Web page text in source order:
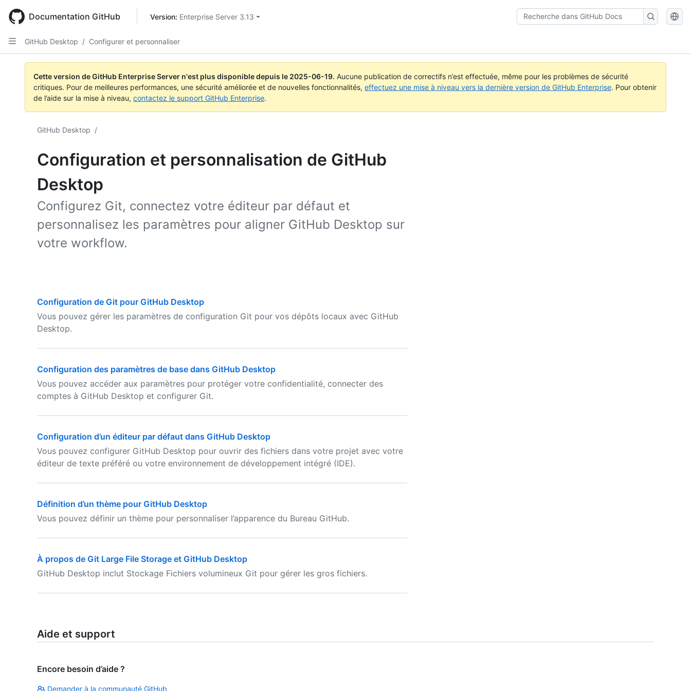
main
content
Documentation GitHub Version: Enterprise Server 3.13
Recherche
dans
GitHub Desktop / Configurer et personnaliser
Cette version de GitHub Enterprise Server n'est plus disponible depuis le 2025-06-19. Aucune publication de correctifs n’est effectuée, même pour les problèmes de sécurité
critiques. Pour de meilleures performances, une sécurité améliorée et de nouvelles fonctionnalités, effectuez une mise à niveau vers la dernière version de GitHub Enterprise. Pour obtenir
de l’aide sur la mise à niveau, contactez le support GitHub Enterprise.
GitHub Desktop /
Configuration et personnalisation de GitHub
Desktop
Configurez Git, connectez votre éditeur par défaut et
personnalisez les paramètres pour aligner GitHub Desktop sur
votre workflow.
Configuration de Git pour GitHub Desktop
Vous pouvez gérer les paramètres de configuration Git pour vos dépôts locaux avec GitHub
Desktop.
Configuration des paramètres de base dans GitHub Desktop
Vous pouvez accéder aux paramètres pour protéger votre confidentialité, connecter des
comptes à GitHub Desktop et configurer Git.
Configuration d’un éditeur par défaut dans GitHub Desktop
Vous pouvez configurer GitHub Desktop pour ouvrir des fichiers dans votre projet avec votre
éditeur de texte préféré ou votre environnement de développement intégré (IDE).
Définition d’un thème pour GitHub Desktop
Vous pouvez définir un thème pour personnaliser l’apparence du Bureau GitHub.
À propos de Git Large File Storage et GitHub Desktop
GitHub Desktop inclut Stockage Fichiers volumineux Git pour gérer les gros fichiers.
Aide et support
Encore besoin d’aide ?
Demander à la communauté GitHub